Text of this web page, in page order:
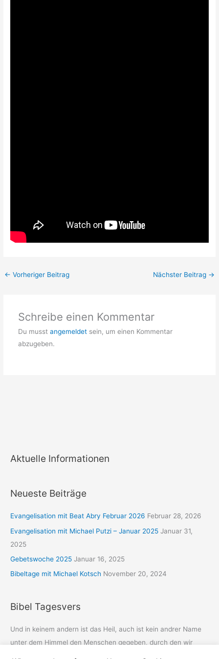
← Vorheriger Beitrag Nächster Beitrag →
Schreibe einen Kommentar
Du musst angemeldetsein, um einen Kommentar
abzugeben.
Aktuelle Informationen
Neueste Beiträge
Evangelisation mit Beat Abry Februar 2026 Februar 28, 2026
Evangelisation mit Michael Putzi – Januar 2025 Januar 31,
2025
Gebetswoche 2025 Januar 16, 2025
Bibeltage mit Michael Kotsch November 20, 2024
Bibel Tagesvers
Und in keinem andern ist das Heil, auch ist kein andrer Name
unter dem Himmel den Menschen gegeben, durch den wir